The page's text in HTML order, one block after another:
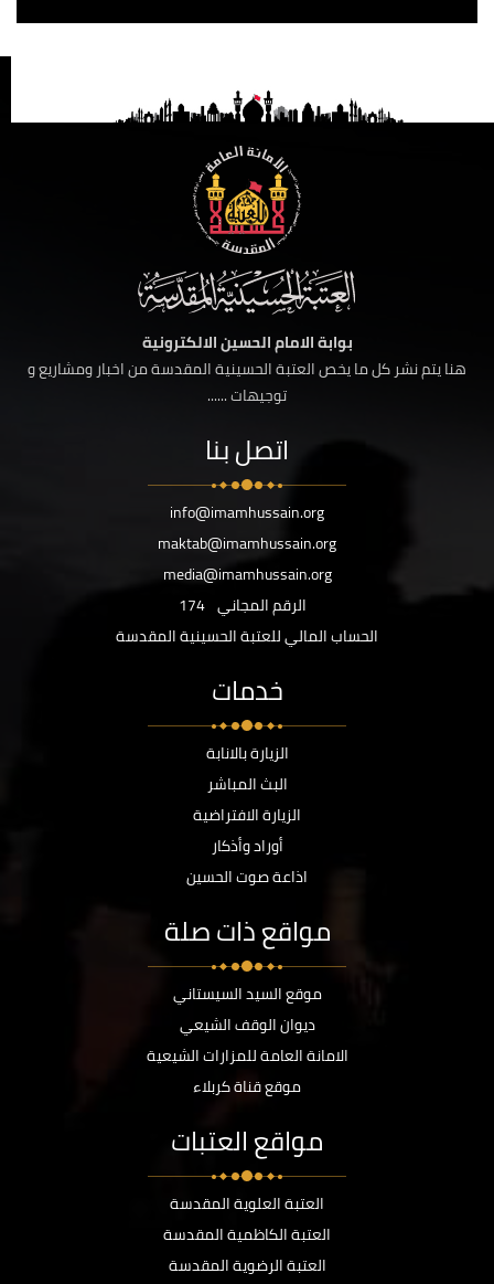
بوابة الامام الحسين الالكترونية
هنا يتم نشر كل ما يخص العتبة الحسينية المقدسة من اخبار ومشاريع و
توجيهات ......
اتصل بنا
info@imamhussain.org
maktab@imamhussain.org
media@imamhussain.org
الرقم المجاني 174
الحساب المالي للعتبة الحسينية المقدسة
خدمات
الزيارة بالانابة
البث المباشر
الزيارة الافتراضية
أوراد وأذكار
اذاعة صوت الحسين
مواقع ذات صلة
موقع السيد السيستاني
ديوان الوقف الشيعي
الامانة العامة للمزارات الشيعية
موقع قناة كربلاء
مواقع العتبات
العتبة العلوية المقدسة
العتبة الكاظمية المقدسة
العتبة الرضوية المقدسة